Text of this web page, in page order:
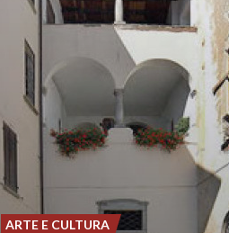
ARTE E CULTURA